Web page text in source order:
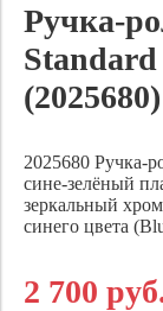
Ручка-
(2025680)
2025680 Ручка-
сине-зелёный
зеркальный
синего цвета
2 700